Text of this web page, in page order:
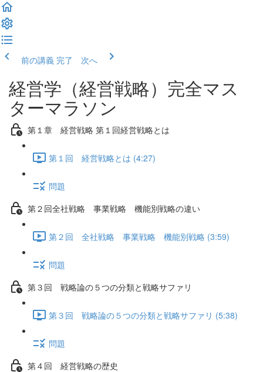
前の講義 完了 次へ
経営学（経営戦略）完全マス
ターマラソン
第１章 経営戦略 第１回経営戦略とは
第１回 経営戦略とは (4:27)
問題
第２回全社戦略 事業戦略 機能別戦略の違い
第２回 全社戦略 事業戦略 機能別戦略 (3:59)
問題
第３回 戦略論の５つの分類と戦略サファリ
第３回 戦略論の５つの分類と戦略サファリ (5:38)
問題
第４回 経営戦略の歴史